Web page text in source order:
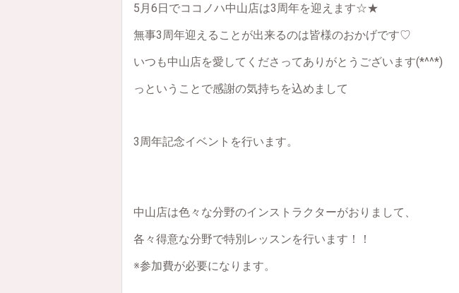
5月6日でココノハ中山店は3周年を迎えます☆★
無事3周年迎えることが出来るのは皆様のおかげです♡
いつも中山店を愛してくださってありがとうございます(*^^*)
っということで感謝の気持ちを込めまして
3周年記念イベントを行います。
中山店は色々な分野のインストラクターがおりまして、
各々得意な分野で特別レッスンを行います！！
※参加費が必要になります。